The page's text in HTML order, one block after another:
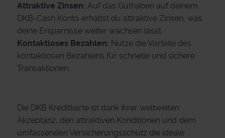
Attraktive Zinsen: Auf das Guthaben auf deinem
DKB-Cash Konto erhältst du attraktive Zinsen, was
deine Ersparnisse weiter wachsen lässt.
Kontaktloses Bezahlen: Nutze die Vorteile des
kontaktlosen Bezahlens für schnelle und sichere
Transaktionen.
Die DKB Kreditkarte ist dank ihrer weltweiten
Akzeptanz, den attraktiven Konditionen und dem
umfassenden Versicherungsschutz die ideale